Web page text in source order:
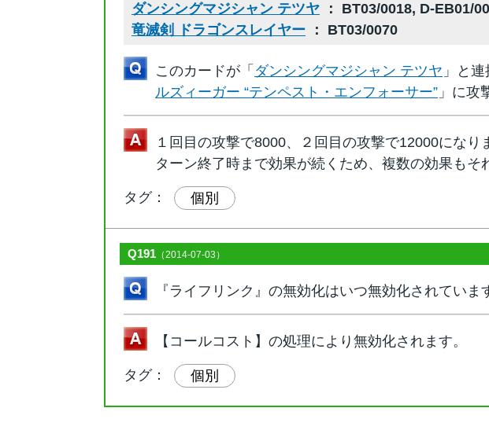
ダンシングマジシャン テツヤ ： BT03/0018, D-EB01/
竜滅剣 ドラゴンスレイヤー ： BT03/0070
このカードが「 ダンシングマジシャン テツヤ 」と
ルズィーガー “テンペスト・エンフォーサー” 」に攻
１回目の攻撃で8000、２回目の攻撃で12000になり
ターン終了時まで効果が続くため、複数の効果もそ
タグ： 個別
Q191 （2014-07-03）
『ライフリンク』の無効化はいつ無効化されていま
【コールコスト】の処理により無効化されます。
タグ： 個別